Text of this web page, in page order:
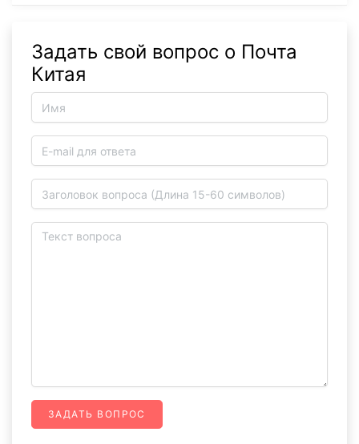
Задать свой вопрос о Почта
Китая
ЗАДАТЬ ВОПРОС